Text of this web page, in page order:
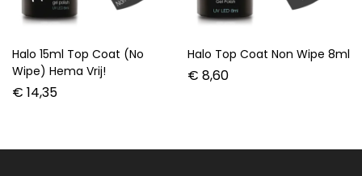
Halo 15ml Top Coat (No
Wipe) Hema Vrij!
€ 14,35
Halo Top Coat Non Wipe 8ml
€ 8,60